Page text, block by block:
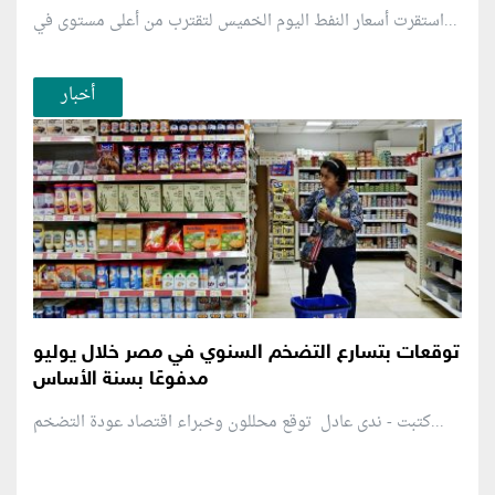
استقرت أسعار النفط اليوم الخميس لتقترب من أعلى مستوى في...
أخبار
توقعات بتسارع التضخم السنوي في مصر خلال يوليو
مدفوعًا بسنة الأساس
كتبت - ندى عادل توقع محللون وخبراء اقتصاد عودة التضخم...